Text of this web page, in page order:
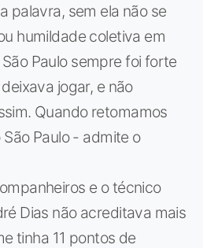
palavra, sem ela não se
humildade coletiva em
Paulo sempre foi forte
jogar, e não
Quando retomamos
Paulo - admite o
e o técnico
Dias não acreditava mais
tinha 11 pontos de